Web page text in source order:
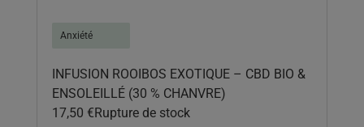
Anxiété
INFUSION ROOIBOS EXOTIQUE – CBD BIO &
ENSOLEILLÉ (30 % CHANVRE)
17,50 €Rupture de stock